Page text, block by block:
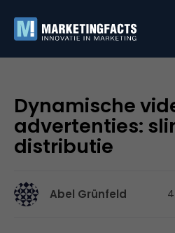
Dynamische
advertenties:
distributie
Abel Grünfeld